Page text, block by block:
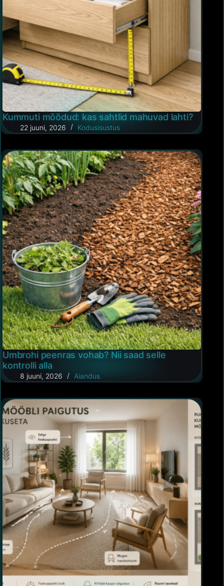
Kummuti mõõdud: kas sahtlid mahuvad lahti?
22 juuni, 2026 Kodusisustus
Umbrohi peenras vohab? Nii saad selle
kontrolli alla
8 juuni, 2026 Aiandus